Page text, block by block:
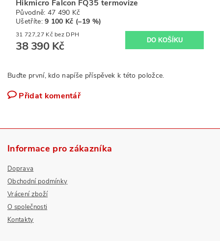
Hikmicro Falcon FQ35 termovize
Původně: 47 490 Kč
Ušetříte:9 100 Kč (–19 %)
31 727,27 Kč bez DPH
38 390 Kč
Buďte první, kdo napíše příspěvek k této položce.
Přidat komentář
Informace pro zákazníka
Doprava
Obchodní podmínky
Vrácení zboží
O společnosti
Kontakty